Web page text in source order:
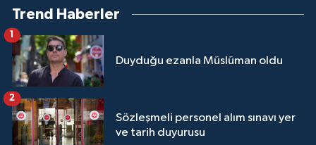
Trend Haberler
Duyduğu ezanla Müslüman oldu
1
Sözleşmeli personel alım sınavı yer
ve tarih duyurusu
2
Malatya Müftülüğü
Manisa Müftülüğü
Mardin Müftülüğü
Mersin Müftülüğü